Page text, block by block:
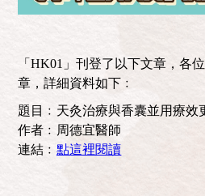
「HK01」刊登了以下文章，各
章，詳細資料如下﹕
題目﹕天灸治療與香囊並用療效
作者﹕周德宜醫師
連結﹕點這裡閱讀